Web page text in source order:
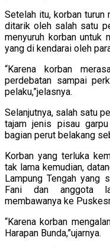
Setelah itu, korban
ditarik oleh salah satu
menyuruh korban untuk
yang di kendarai oleh
“Karena korban
perdebatan sampai
pelaku,”jelasnya.
Selanjutnya, salah satu
tajam jenis pisau
bagian perut belakang
Korban yang terluka
tak lama kemudian,
Lampung Tengah yang
Fani dan anggota
membawanya ke
“Karena korban
Harapan Bunda,”ujarnya.